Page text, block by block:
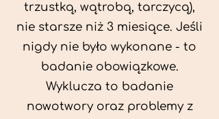
trzustką, wątrobą, tarczycą),
nie starsze niż 3 miesiące. Jeśli
nigdy nie było wykonane - to
badanie obowiązkowe.
Wyklucza to badanie
nowotwory oraz problemy z